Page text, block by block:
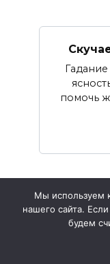
помочь
© 2026 Онлайн
Мы используем
нашего сайта.
будем